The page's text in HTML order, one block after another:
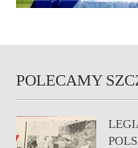
POLECAMY